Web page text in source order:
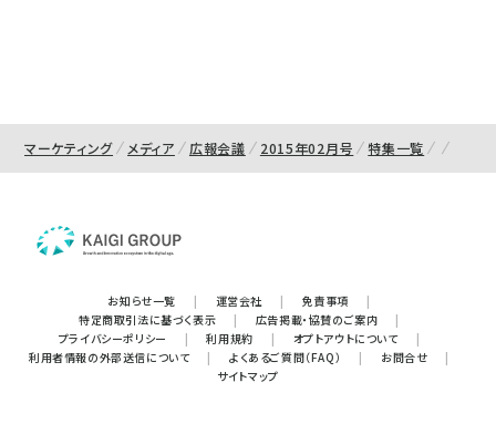
マーケティング メディア 広報会議 2015年02月号 特集一覧
お知らせ一覧 | 運営会社 | 免責事項
|
特定商取引法に基づく表示
| 広告掲載・協賛のご案内
|
プライバシーポリシー
| 利用規約 | オプトアウトについて
|
利用者情報の外部送信について
| よくあるご質問（FAQ） | お問合せ
|
サイトマップ